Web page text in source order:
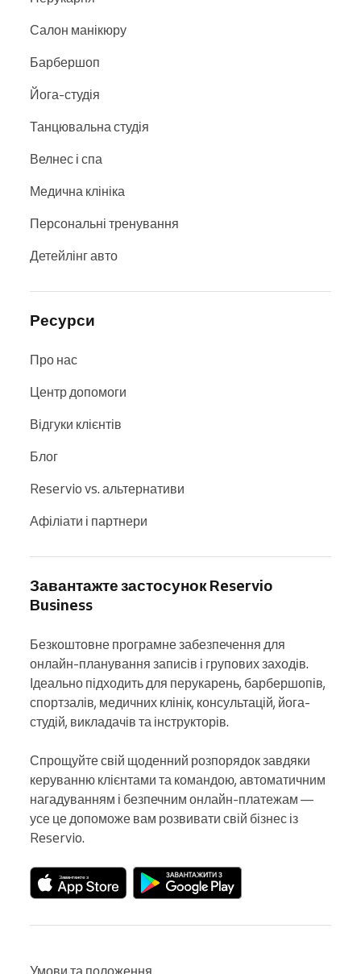
Салон манікюру
Барбершоп
Йога-студія
Танцювальна студія
Велнес і спа
Медична клініка
Персональні тренування
Детейлінг авто
Ресурси
Про нас
Центр допомоги
Відгуки клієнтів
Блог
Reservio vs. альтернативи
Афіліати і партнери
Завантажте застосунок Reservio
Business
Безкоштовне програмне забезпечення для
онлайн-планування записів і групових заходів.
Ідеально підходить для перукарень, барбершопів,
спортзалів, медичних клінік, консультацій, йога-
студій, викладачів та інструкторів.
Спрощуйте свій щоденний розпорядок завдяки
керуванню клієнтами та командою, автоматичним
нагадуванням і безпечним онлайн-платежам —
усе це допоможе вам розвивати свій бізнес із
Reservio.
Умови та положення